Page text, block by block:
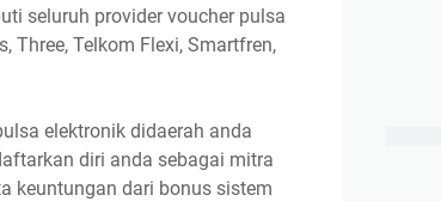
seluruh provider voucher pulsa
Three, Telkom Flexi, Smartfren,
elektronik didaerah anda
diri anda sebagai mitra
keuntungan dari bonus sistem